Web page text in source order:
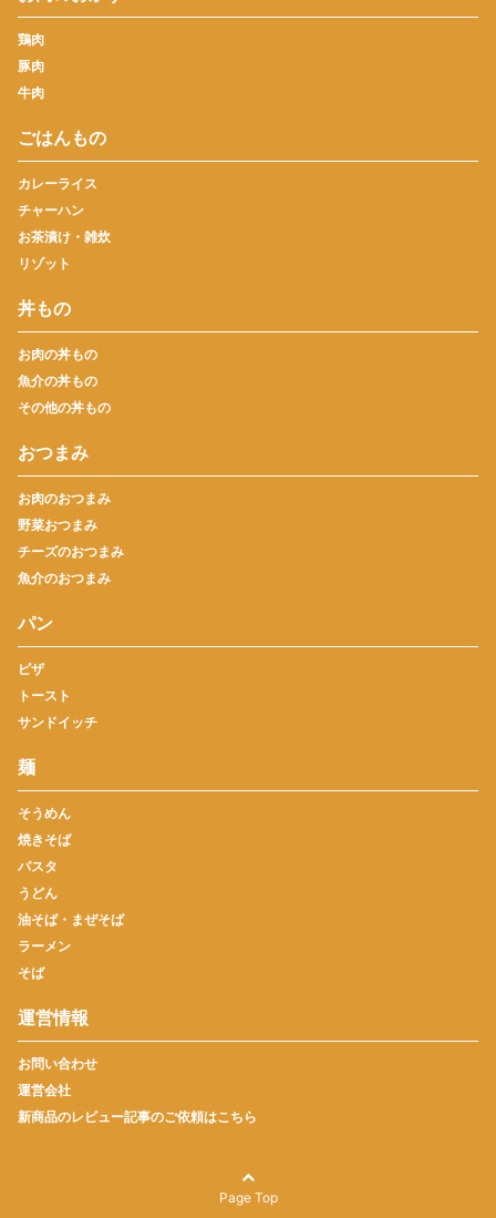
鶏肉
豚肉
牛肉
ごはんもの
カレーライス
チャーハン
お茶漬け・雑炊
リゾット
丼もの
お肉の丼もの
魚介の丼もの
その他の丼もの
おつまみ
お肉のおつまみ
野菜おつまみ
チーズのおつまみ
魚介のおつまみ
パン
ピザ
トースト
サンドイッチ
麺
そうめん
焼きそば
パスタ
うどん
油そば・まぜそば
ラーメン
そば
運営情報
お問い合わせ
運営会社
新商品のレビュー記事のご依頼はこちら
Page Top